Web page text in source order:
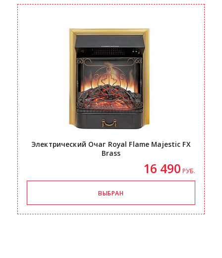
Электрический Очаг Royal Flame Majestic FX
Brass
16 490 РУБ.